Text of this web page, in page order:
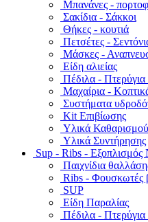
Μπανάνες -
Σακίδια - Σάκκοι
Θήκες - κουτιά
Πετσέτες -
Μάσκες -
Είδη αλιείας
Πέδιλα -
Μαχαίρια -
Συστήματα
Kit Επιβίωσης
Υλικά Καθαρισμού
Υλικά Συντήρησης
Sup - Ribs - Εξοπλισμός
Παιχνίδια
Ribs - Φουσκωτές
SUP
Είδη Παραλίας
Πέδιλα -